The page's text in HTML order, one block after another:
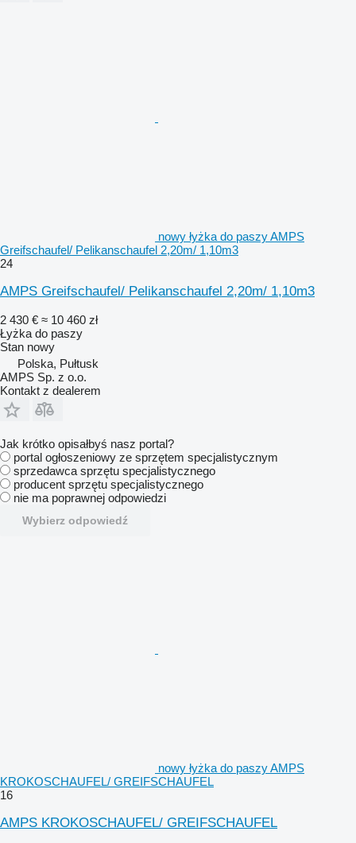
nowy łyżka do paszy AMPS
Greifschaufel/ Pelikanschaufel 2,20m/ 1,10m3
24
AMPS Greifschaufel/ Pelikanschaufel 2,20m/ 1,10m3
2 430 € ≈ 10 460 zł
Łyżka do paszy
Stan nowy
Polska, Pułtusk
AMPS Sp. z o.o.
Kontakt z dealerem
Jak krótko opisałbyś nasz portal?
portal ogłoszeniowy ze sprzętem specjalistycznym
sprzedawca sprzętu specjalistycznego
producent sprzętu specjalistycznego
nie ma poprawnej odpowiedzi
Wybierz odpowiedź
nowy łyżka do paszy AMPS
KROKOSCHAUFEL/ GREIFSCHAUFEL
16
AMPS KROKOSCHAUFEL/ GREIFSCHAUFEL